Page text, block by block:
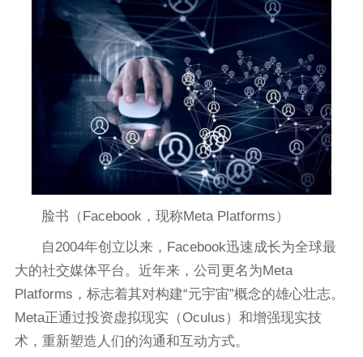
脸书（Facebook，现称Meta Platforms）
自2004年创立以来，Facebook迅速成长为全球最
大的社交媒体平台。近年来，公司更名为Meta
Platforms，标志着其对构建“元宇宙”概念的雄心壮志。
Meta正通过投资虚拟现实（Oculus）和增强现实技
术，重新塑造人们的沟通和互动方式。